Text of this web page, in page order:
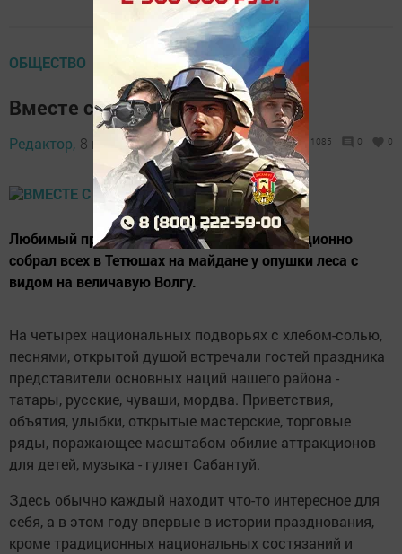
ОБЩЕСТВО
Вместе с Президентом
Редактор, 8 июня 2015 - 10:42 1085 0 0
Любимый праздник дружбы и труда традиционно
собрал всех в Тетюшах на майдане у опушки леса с
видом на величавую Волгу.
На четырех национальных подворьях с хлебом-солью,
песнями, открытой душой встречали гостей праздника
представители основных наций нашего района -
татары, русские, чуваши, мордва. Приветствия,
объятия, улыбки, открытые мастерские, торговые
ряды, поражающее масштабом обилие аттракционов
для детей, музыка - гуляет Сабантуй.
Здесь обычно каждый находит что-то интересное для
себя, а в этом году впервые в истории празднования,
кроме традиционных национальных состязаний и